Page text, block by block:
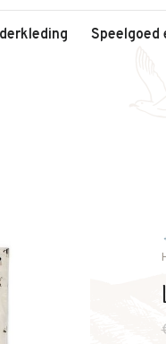
Speelgoed